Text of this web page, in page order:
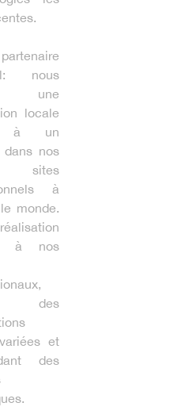
nous
une
locale
à un
dans nos
à
monde.
à nos
des
et
des